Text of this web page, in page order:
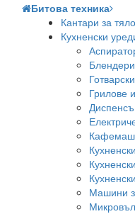
Битова техника
Кантари за тяло
Кухненски
Блендери
Грилове
Машини